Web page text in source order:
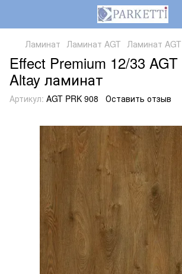
Ламинат Ламинат AGT Ламинат
Effect Premium 12/33
Altay ламинат
Артикул: AGT PRK 908 Оставить отзыв